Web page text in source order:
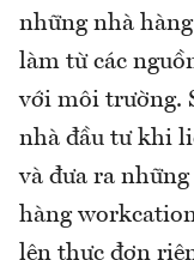
những nhà
làm từ các
với môi trường.
nhà đầu tư khi
và đưa ra
hàng
lên thực đơn